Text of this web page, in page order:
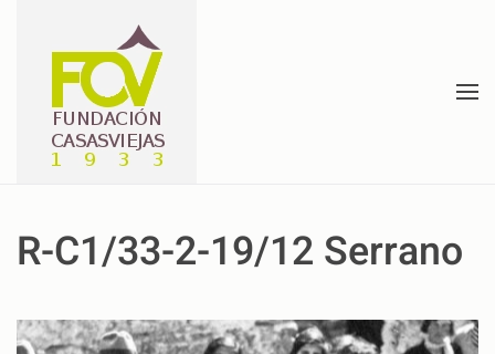
Skip to main content
R-C1/33-2-19/12 Serrano